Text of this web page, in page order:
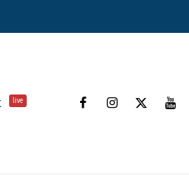
live